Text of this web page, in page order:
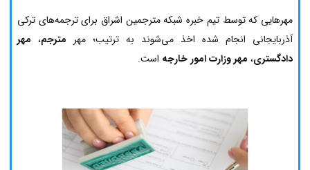
مهرهایی که توسط تیم خبره شبکه مترجمین اشراق برای ترجمه‌های ترکی
آذربایجانی انجام شده اخذ می‌شوند به ترتیب؛ مهر مترجم، مهر
دادگستری، مهر وزارت امور خارجه است.